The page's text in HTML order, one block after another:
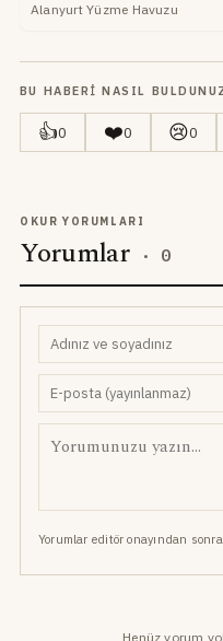
Alanyurt Yüzme Havuzu
BU HABERI NASIL
👍0 ❤️0 😢0
OKUR YORUMLARI
Yorumlar · 0
Yorumlar editör onayından sonra
Henüz yorum